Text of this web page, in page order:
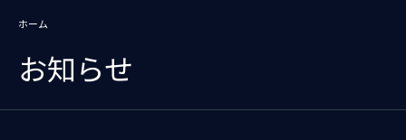
ホーム
お知らせ